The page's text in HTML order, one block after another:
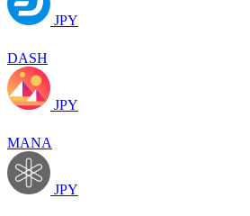
JPY
DASH
JPY
MANA
JPY